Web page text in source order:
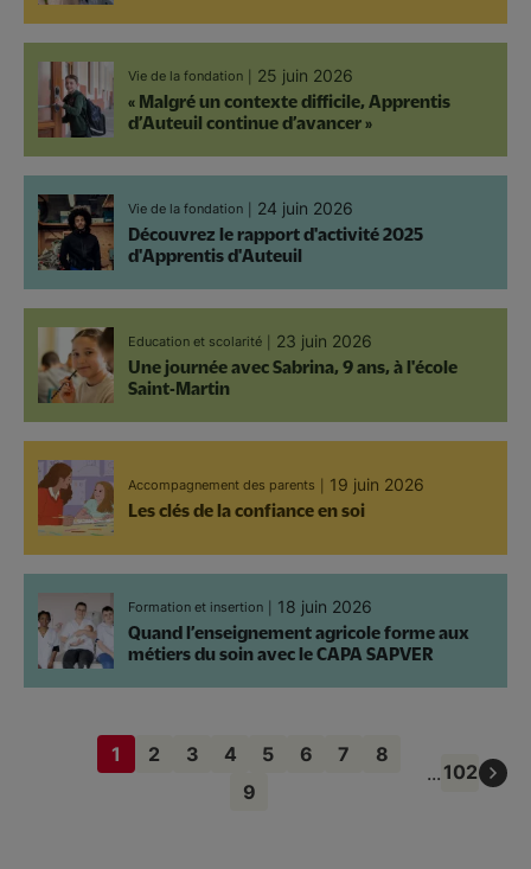
Vie de la fondation 25 juin 2026
« Malgré un contexte difficile, Apprentis
d’Auteuil continue d’avancer »
Vie de la fondation 24 juin 2026
Découvrez le rapport d'activité 2025
d'Apprentis d'Auteuil
Education et scolarité 23 juin 2026
Une journée avec Sabrina, 9 ans, à l'école
Saint-Martin
Accompagnement des parents 19 juin 2026
Les clés de la confiance en soi
Formation et insertion 18 juin 2026
Quand l’enseignement agricole forme aux
métiers du soin avec le CAPA SAPVER
Page
1 Page
2 Page
3 Page
4 Page
5 Page
6 Page
7 Page
8
Page
9
... 102